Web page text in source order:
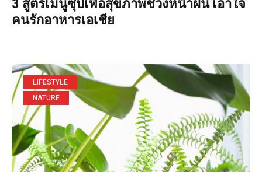
3 สูตรเมนูซุปเพื่อสุขภาพช่วงหน้าฝน เอาใจ
คนรักอาหารเอเชีย
LIFESTYLE
NATURE